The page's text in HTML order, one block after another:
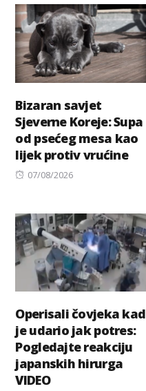
Bizaran savjet
Sjeverne Koreje: Supa
od psećeg mesa kao
lijek protiv vrućine
Posted
07/08/2026
Operisali čovjeka kad
je udario jak potres:
Pogledajte reakciju
japanskih hirurga
VIDEO